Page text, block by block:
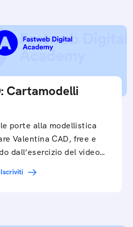
Cartamodelli
porte alla modellistica
Valentina CAD, free e
dall’esercizio del video…
Iscriviti